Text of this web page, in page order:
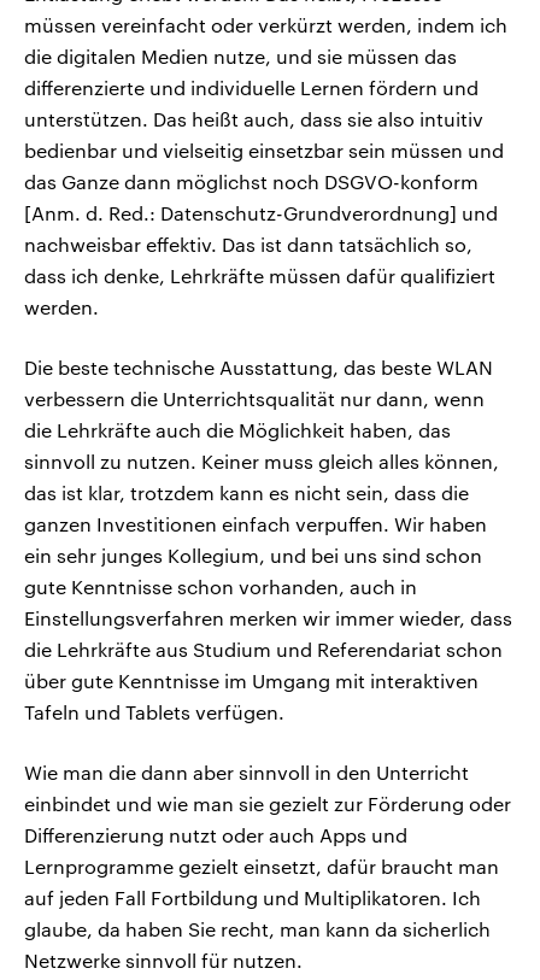
müssen vereinfacht oder verkürzt werden, indem ich
die digitalen Medien nutze, und sie müssen das
differenzierte und individuelle Lernen fördern und
unterstützen. Das heißt auch, dass sie also intuitiv
bedienbar und vielseitig einsetzbar sein müssen und
das Ganze dann möglichst noch DSGVO-konform
[Anm. d. Red.: Datenschutz-Grundverordnung] und
nachweisbar effektiv. Das ist dann tatsächlich so,
dass ich denke, Lehrkräfte müssen dafür qualifiziert
werden.
Die beste technische Ausstattung, das beste WLAN
verbessern die Unterrichtsqualität nur dann, wenn
die Lehrkräfte auch die Möglichkeit haben, das
sinnvoll zu nutzen. Keiner muss gleich alles können,
das ist klar, trotzdem kann es nicht sein, dass die
ganzen Investitionen einfach verpuffen. Wir haben
ein sehr junges Kollegium, und bei uns sind schon
gute Kenntnisse schon vorhanden, auch in
Einstellungsverfahren merken wir immer wieder, dass
die Lehrkräfte aus Studium und Referendariat schon
über gute Kenntnisse im Umgang mit interaktiven
Tafeln und Tablets verfügen.
Wie man die dann aber sinnvoll in den Unterricht
einbindet und wie man sie gezielt zur Förderung oder
Differenzierung nutzt oder auch Apps und
Lernprogramme gezielt einsetzt, dafür braucht man
auf jeden Fall Fortbildung und Multiplikatoren. Ich
glaube, da haben Sie recht, man kann da sicherlich
Netzwerke sinnvoll für nutzen.